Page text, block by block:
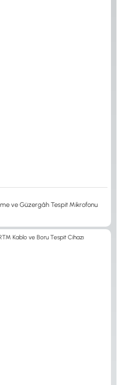
ve Güzergâh Tespit Mikrofonu